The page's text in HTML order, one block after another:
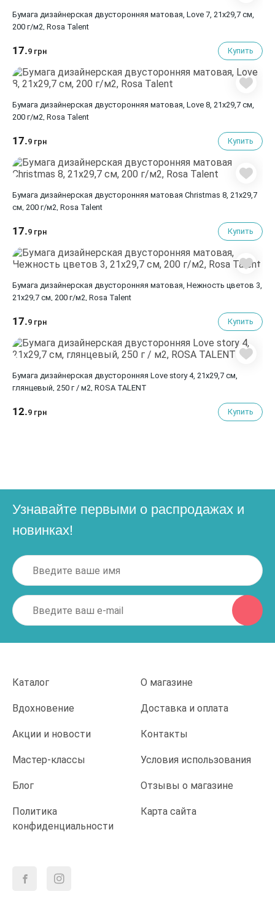
Бумага дизайнерская двусторонняя матовая, Love 7, 21х29,7 см,
200 г/м2, Rosa Talent
17.9 грн Купить
Бумага дизайнерская двусторонняя матовая, Love 8, 21х29,7 см,
200 г/м2, Rosa Talent
17.9 грн Купить
Бумага дизайнерская двусторонняя матовая Christmas 8, 21х29,7
см, 200 г/м2, Rosa Talent
17.9 грн Купить
Бумага дизайнерская двусторонняя матовая, Нежность цветов 3,
21х29,7 см, 200 г/м2, Rosa Talent
17.9 грн Купить
Бумага дизайнерская двусторонняя Love story 4, 21х29,7 см,
глянцевый, 250 г / м2, ROSA TALENT
12.9 грн Купить
Узнавайте первыми о распродажах и
новинках!
Каталог О магазине
Вдохновение Доставка и оплата
Акции и новости Контакты
Мастер-классы Условия использования
Блог Отзывы о магазине
Политика
конфиденциальности
Карта сайта